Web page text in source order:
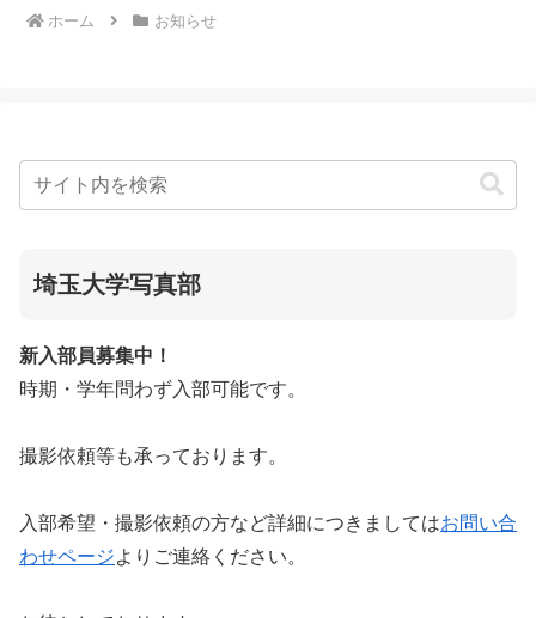
ホーム お知らせ
埼玉大学写真部
新入部員募集中！
時期・学年問わず入部可能です。
撮影依頼等も承っております。
入部希望・撮影依頼の方など詳細につきましてはお問い合
わせページよりご連絡ください。